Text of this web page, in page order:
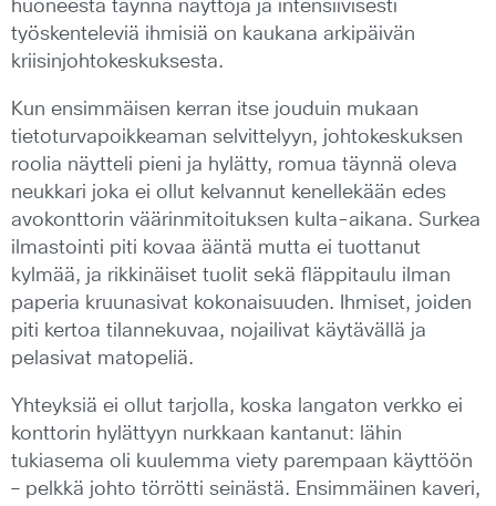
huoneesta täynnä näyttöjä ja intensiivisesti
työskenteleviä ihmisiä on kaukana arkipäivän
kriisinjohtokeskuksesta.
Kun ensimmäisen kerran itse jouduin mukaan
tietoturvapoikkeaman selvittelyyn, johtokeskuksen
roolia näytteli pieni ja hylätty, romua täynnä oleva
neukkari joka ei ollut kelvannut kenellekään edes
avokonttorin väärinmitoituksen kulta-aikana. Surkea
ilmastointi piti kovaa ääntä mutta ei tuottanut
kylmää, ja rikkinäiset tuolit sekä fläppitaulu ilman
paperia kruunasivat kokonaisuuden. Ihmiset, joiden
piti kertoa tilannekuvaa, nojailivat käytävällä ja
pelasivat matopeliä.
Yhteyksiä ei ollut tarjolla, koska langaton verkko ei
konttorin hylättyyn nurkkaan kantanut: lähin
tukiasema oli kuulemma viety parempaan käyttöön
– pelkkä johto törrötti seinästä. Ensimmäinen kaveri,